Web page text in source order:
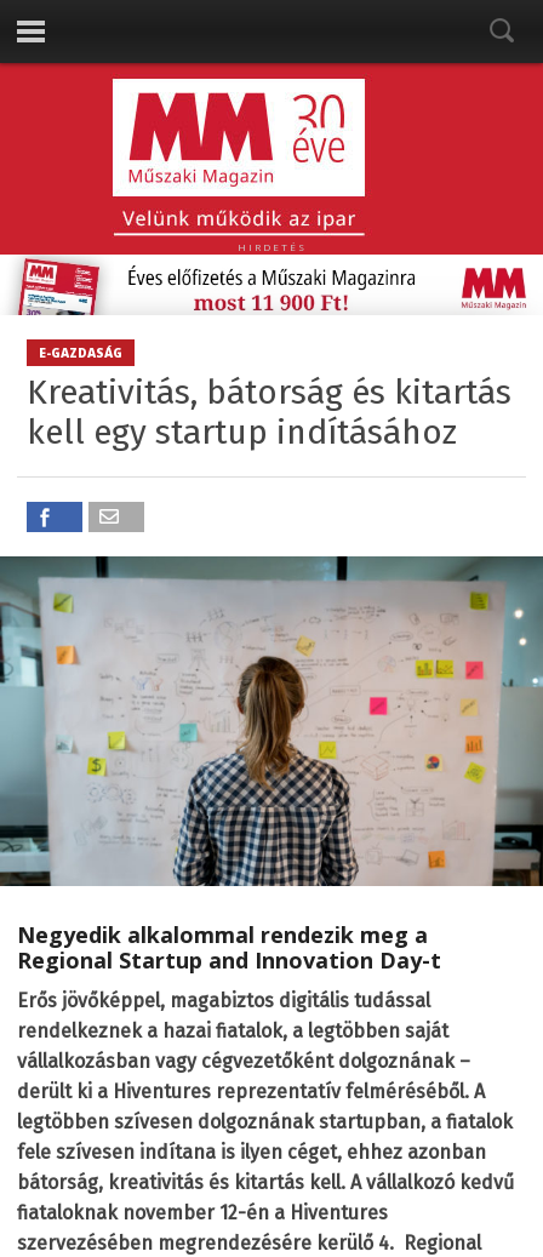
HIRDETÉS
E-GAZDASÁG
Kreativitás, bátorság és kitartás
kell egy startup indításához
Negyedik alkalommal rendezik meg a
Regional Startup and Innovation Day-t
Erős jövőképpel, magabiztos digitális tudással
rendelkeznek a hazai fiatalok, a legtöbben saját
vállalkozásban vagy cégvezetőként dolgoznának –
derült ki a Hiventures reprezentatív felméréséből. A
legtöbben szívesen dolgoznának startupban, a fiatalok
fele szívesen indítana is ilyen céget, ehhez azonban
bátorság, kreativitás és kitartás kell. A vállalkozó kedvű
fiataloknak november 12-én a Hiventures
szervezésében megrendezésére kerülő 4. Regional